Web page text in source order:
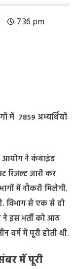
7:36 pm
में 7859 अभ्यर्थियों
आयोग ने कंबाइंड
रिजल्ट जारी कर
में नौकरी मिलेगी.
विभाग से एक से दो
ने इस भर्ती को आठ
वर्ष में पूरी होती थी.
में पूरी